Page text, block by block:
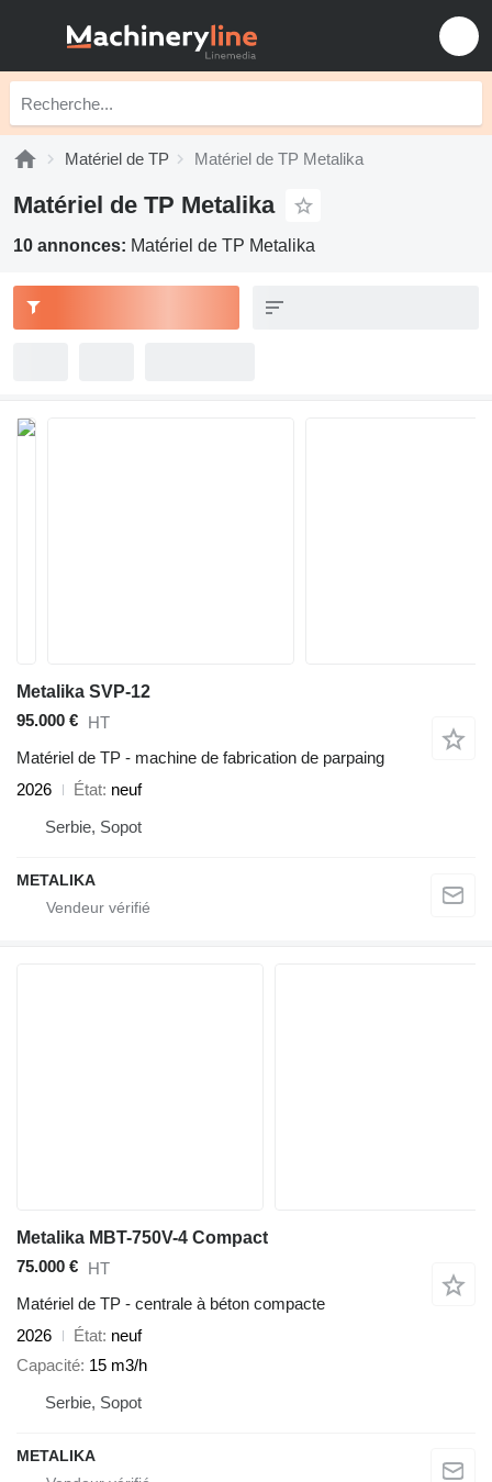
Matériel de TP Matériel de TP Metalika
Matériel de TP Metalika
10 annonces: Matériel de TP Metalika
Metalika SVP-12
95.000 € HT
Matériel de TP - machine de fabrication de parpaing
2026
État neuf
Serbie, Sopot
METALIKA
Metalika MBT-750V-4 Compact
75.000 € HT
Matériel de TP - centrale à béton compacte
2026
État neuf
Capacité 15 m3/h
Serbie, Sopot
METALIKA